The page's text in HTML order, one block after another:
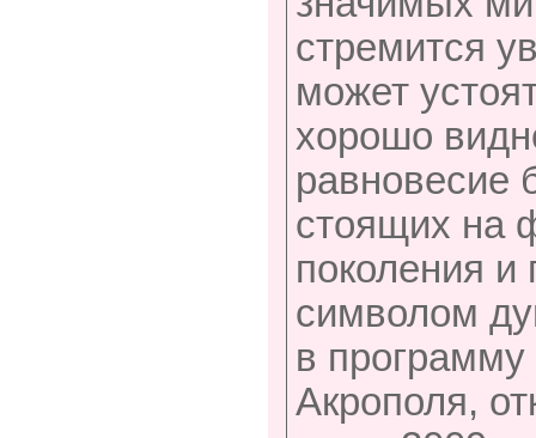
стремится
может
хорошо
равновесие
стоящих на
поколения
символом
в
Акрополя,